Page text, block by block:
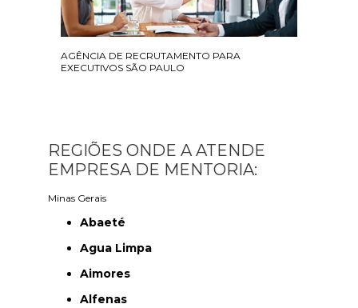
AGÊNCIA DE RECRUTAMENTO PARA
EXECUTIVOS SÃO PAULO
REGIÕES ONDE A ATENDE
EMPRESA DE MENTORIA:
Minas Gerais
Abaeté
Agua Limpa
Aimores
Alfenas